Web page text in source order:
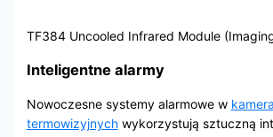
TF384 Uncooled Infrared Module
Inteligentne alarmy
Nowoczesne systemy alarmowe w
termowizyjnychwykorzystują sztuczną